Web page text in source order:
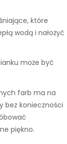
które
wodą i nałożyć
może być
farb ma na
bez konieczności
piękno.